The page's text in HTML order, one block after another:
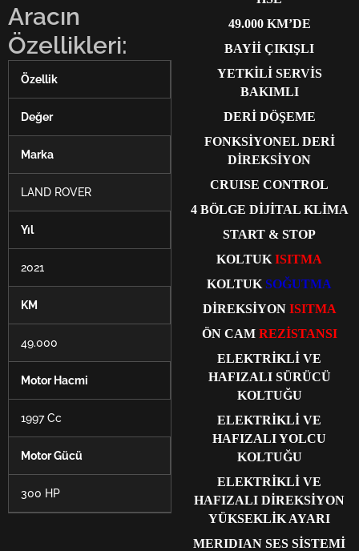
Aracın
Özellikleri:
Özellik
Değer
Marka
LAND ROVER
Yıl
2021
KM
49.000
Motor Hacmi
1997 Cc
Motor Gücü
300 HP
49.000 KM’DE
BAYİİ ÇIKIŞLI
YETKİLİ SERVİS
BAKIMLI
DERİ DÖŞEME
FONKSİYONEL DERİ
DİREKSİYON
CRUISE CONTROL
4 BÖLGE DİJİTAL KLİMA
START & STOP
KOLTUK ISITMA
KOLTUK SOĞUTMA
DİREKSİYON ISITMA
ÖN CAM REZİSTANSI
ELEKTRİKLİ VE
HAFIZALI SÜRÜCÜ
KOLTUĞU
ELEKTRİKLİ VE
HAFIZALI YOLCU
KOLTUĞU
ELEKTRİKLİ VE
HAFIZALI DİREKSİYON
YÜKSEKLİK AYARI
MERIDIAN SES SİSTEMİ